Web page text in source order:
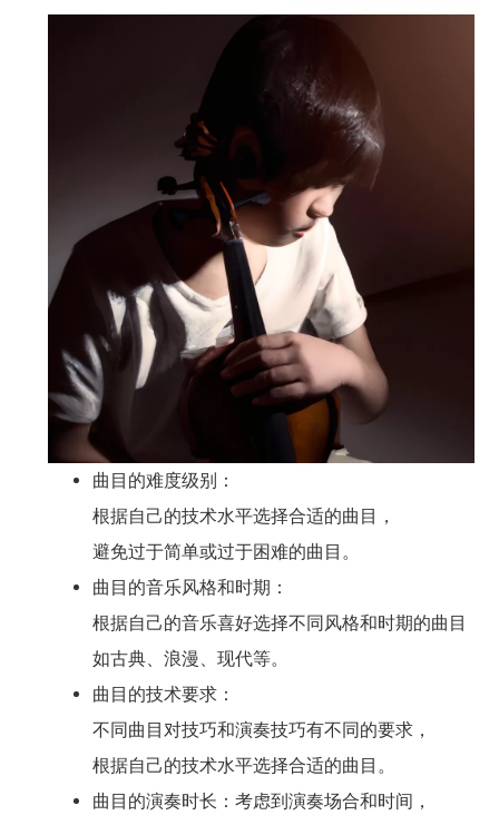
曲目的难度级别：
根据自己的技术水平选择合适的曲目，
避免过于简单或过于困难的曲目。
曲目的音乐风格和时期：
根据自己的音乐喜好选择不同风格和时期的曲目，
如古典、浪漫、现代等。
曲目的技术要求：
不同曲目对技巧和演奏技巧有不同的要求，
根据自己的技术水平选择合适的曲目。
曲目的演奏时长：考虑到演奏场合和时间，